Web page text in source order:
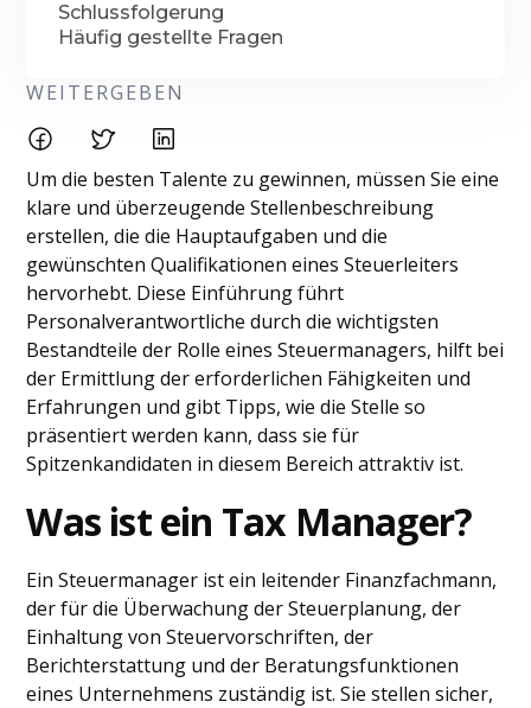
Schlussfolgerung
Häufig gestellte Fragen
WEITERGEBEN
Um die besten Talente zu gewinnen, müssen Sie eine
klare und überzeugende Stellenbeschreibung
erstellen, die die Hauptaufgaben und die
gewünschten Qualifikationen eines Steuerleiters
hervorhebt. Diese Einführung führt
Personalverantwortliche durch die wichtigsten
Bestandteile der Rolle eines Steuermanagers, hilft bei
der Ermittlung der erforderlichen Fähigkeiten und
Erfahrungen und gibt Tipps, wie die Stelle so
präsentiert werden kann, dass sie für
Spitzenkandidaten in diesem Bereich attraktiv ist.
Was ist ein Tax Manager?
Ein Steuermanager ist ein leitender Finanzfachmann,
der für die Überwachung der Steuerplanung, der
Einhaltung von Steuervorschriften, der
Berichterstattung und der Beratungsfunktionen
eines Unternehmens zuständig ist. Sie stellen sicher,